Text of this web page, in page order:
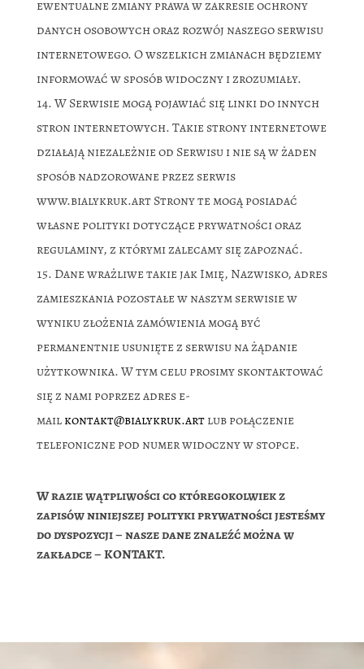
ewentualne zmiany prawa w zakresie ochrony
danych osobowych oraz rozwój naszego serwisu
internetowego. O wszelkich zmianach będziemy
informować w sposób widoczny i zrozumiały.
W Serwisie mogą pojawiać się linki do innych
stron internetowych. Takie strony internetowe
działają niezależnie od Serwisu i nie są w żaden
sposób nadzorowane przez serwis
www.bialykruk.art Strony te mogą posiadać
własne polityki dotyczące prywatności oraz
regulaminy, z którymi zalecamy się zapoznać.
Dane wrażliwe takie jak Imię, Nazwisko, adres
zamieszkania pozostałe w naszym serwisie w
wyniku złożenia zamówienia mogą być
permanentnie usunięte z serwisu na żądanie
użytkownika. W tym celu prosimy skontaktować
się z nami poprzez adres e-
mailkontakt@bialykruk.artlub połączenie
telefoniczne pod numer widoczny w stopce.
W razie wątpliwości co któregokolwiek z
zapisów niniejszej polityki prywatności jesteśmy
dodyspozycji – nasze dane znaleźć można w
zakładce – KONTAKT.